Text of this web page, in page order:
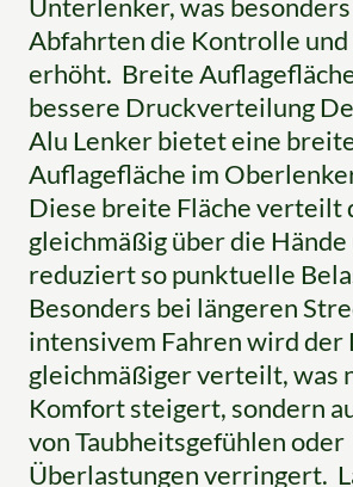
Unterlenker, was
Abfahrten die Kontrolle
erhöht. Breite
bessere Druckverteilung
Alu Lenker bietet eine
Auflagefläche im
Diese breite Fläche verteilt
gleichmäßig über die Hände
reduziert so punktuelle
Besonders bei längeren
intensivem Fahren wird der
gleichmäßiger verteilt, was
Komfort steigert, sondern
von Taubheitsgefühlen oder
Überlastungen verringert.